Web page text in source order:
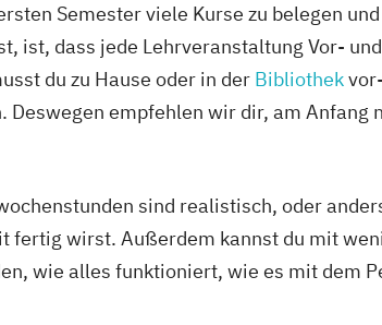
Semester viele Kurse zu belegen
ist, dass jede Lehrveranstaltung Vor-
du zu Hause oder in der Bibliothek
empfehlen wir dir, am Anfang
sind realistisch, oder
fertig wirst. Außerdem kannst du mit
wie alles funktioniert, wie es mit dem